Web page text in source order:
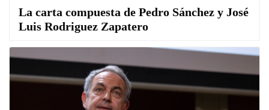
La carta compuesta de Pedro Sánchez y José
Luis Rodriguez Zapatero